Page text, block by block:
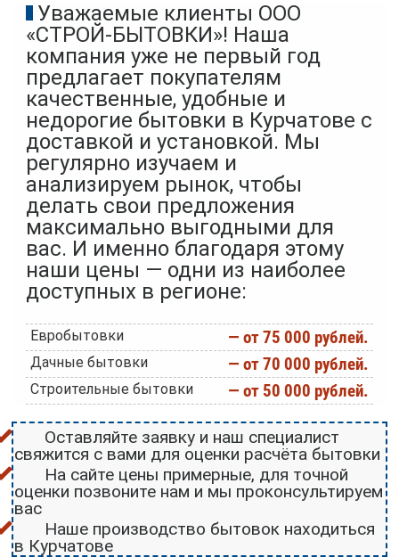
Уважаемые клиенты ООО
«СТРОЙ-БЫТОВКИ»! Наша
компания уже не первый год
предлагает покупателям
качественные, удобные и
недорогие бытовки в Курчатове с
доставкой и установкой. Мы
регулярно изучаем и
анализируем рынок, чтобы
делать свои предложения
максимально выгодными для
вас. И именно благодаря этому
наши цены — одни из наиболее
доступных в регионе:
Евробытовки — от 75 000 рублей.
Дачные бытовки — от 70 000 рублей.
Строительные бытовки — от 50 000 рублей.
Оставляйте заявку и наш специалист
свяжится с вами для оценки расчёта бытовки
На сайте цены примерные, для точной
оценки позвоните нам и мы проконсультируем
вас
Наше производство бытовок находиться
в Курчатове